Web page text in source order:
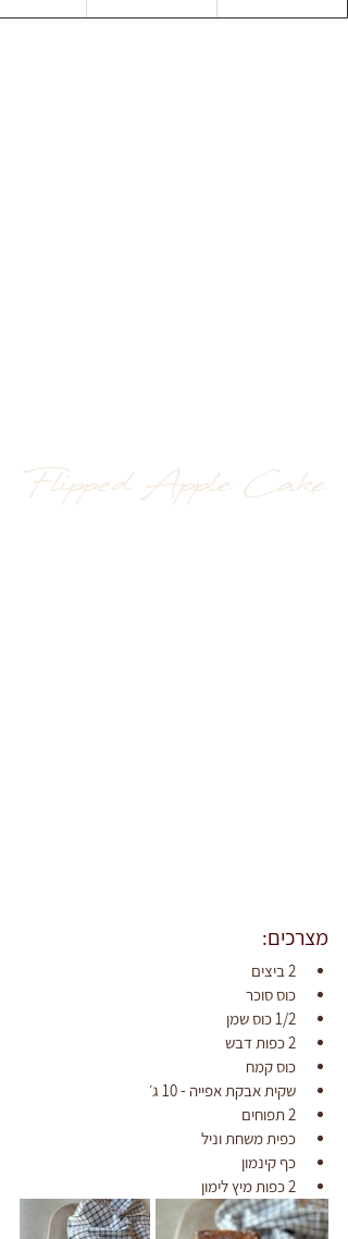
Flipped Apple Cake
מצרכים:
2 ביצים
כוס סוכר
1/2 כוס שמן
2 כפות דבש
כוס קמח
שקית אבקת אפייה - 10 ג׳
2 תפוחים
כפית משחת וניל
כף קינמון
2 כפות מיץ לימון